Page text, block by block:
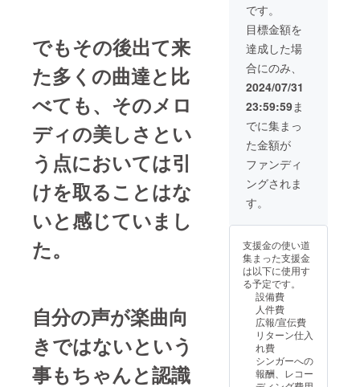
でもその後出て来
た多くの曲達と比
べても、そのメロ
ディの美しさとい
う点においては引
けを取ることはな
いと感じていまし
た。
自分の声が楽曲向
きではないという
事もちゃんと認識
です。
目標金額を
達成した場
合にのみ、
2024/07/31
23:59:59ま
でに集まっ
た金額が
ファンディ
ングされま
す。
支援金の使い道
集まった支援金
は以下に使用す
る予定です。
設備費
人件費
広報/宣伝費
リターン仕入
れ費
シンガーへの
報酬、レコー